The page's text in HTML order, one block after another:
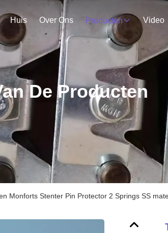
Huis Over Ons Producten Video
De Producten
Monforts Stenter Pin Protector 2 Springs SS